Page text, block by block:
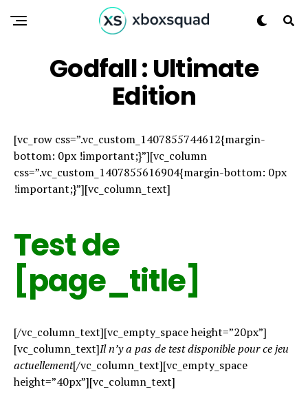
Godfall : Ultimate
Edition
[vc_row css=”.vc_custom_1407855744612{margin-
bottom: 0px !important;}”][vc_column
css=”.vc_custom_1407855616904{margin-bottom: 0px
!important;}”][vc_column_text]
Test de
[page_title]
[/vc_column_text][vc_empty_space height=”20px”]
[vc_column_text]Il n’y a pas de test disponible pour ce jeu
actuellement[/vc_column_text][vc_empty_space
height=”40px”][vc_column_text]